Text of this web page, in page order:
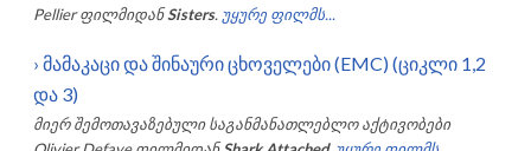
Pellier ფილმიდანSisters. უყურე ფილმს...
› მამაკაცი და შინაური ცხოველები (EMC) (ციკლი 1,2
და 3)
მიერ შემოთავაზებული საგანმანათლებლო აქტივობები